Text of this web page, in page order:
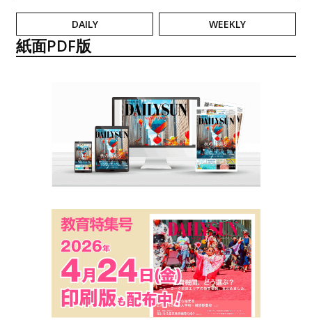
DAILY WEEKLY
紙面PDF版